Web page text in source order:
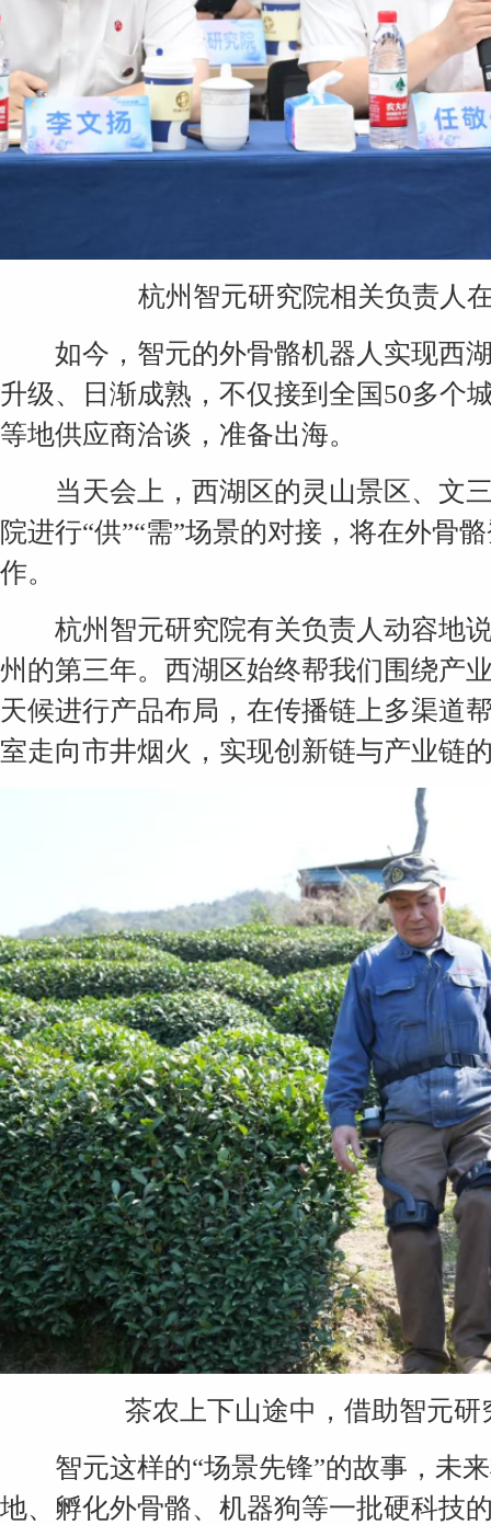
杭州智元研究院相关负责人
如今，智元的外骨骼机器人实现西湖
升级、日渐成熟，不仅接到全国50多个
等地供应商洽谈，准备出海。
当天会上，西湖区的灵山景区、文三
院进行“供”“需”场景的对接，将在外骨
作。
杭州智元研究院有关负责人动容地说
州的第三年。西湖区始终帮我们围绕产
天候进行产品布局，在传播链上多渠道
室走向市井烟火，实现创新链与产业链
茶农上下山途中，借助智元
智元这样的“场景先锋”的故事，未来
地、孵化外骨骼、机器狗等一批硬科技